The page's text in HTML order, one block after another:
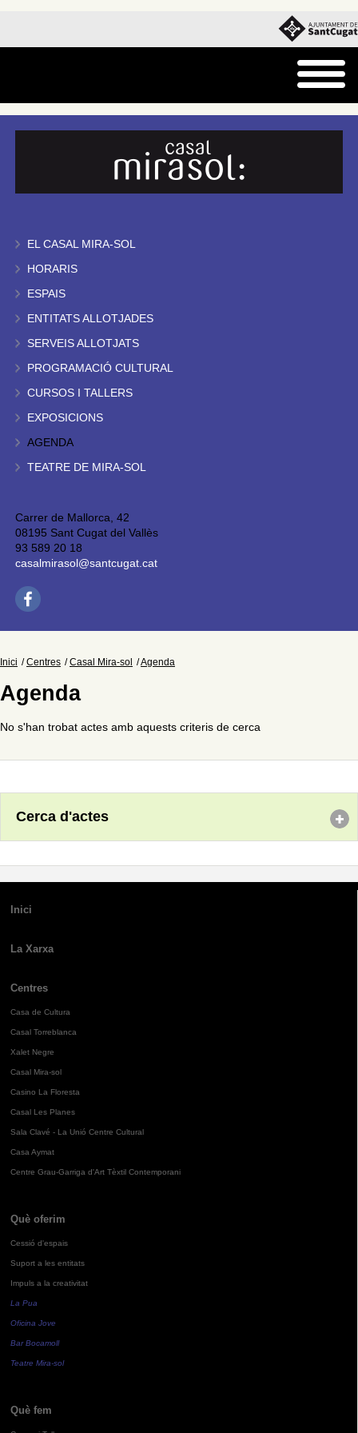
EL CASAL MIRA-SOL
HORARIS
ESPAIS
ENTITATS ALLOTJADES
SERVEIS ALLOTJATS
PROGRAMACIÓ CULTURAL
CURSOS I TALLERS
EXPOSICIONS
AGENDA
TEATRE DE MIRA-SOL
Carrer de Mallorca, 42
08195 Sant Cugat del Vallès
93 589 20 18
casalmirasol@santcugat.cat
Inici Centres Casal Mira-sol Agenda
Agenda
No s'han trobat actes amb aquests criteris de cerca
Cerca d'actes
Inici
La Xarxa
Centres
Casa de Cultura
Casal Torreblanca
Xalet Negre
Casal Mira-sol
Casino La Floresta
Casal Les Planes
Sala Clavé - La Unió Centre Cultural
Casa Aymat
Centre Grau-Garriga d'Art Tèxtil Contemporani
Què oferim
Cessió d'espais
Suport a les entitats
Impuls a la creativitat
La Pua
Oficina Jove
Bar Bocamoll
Teatre Mira-sol
Què fem